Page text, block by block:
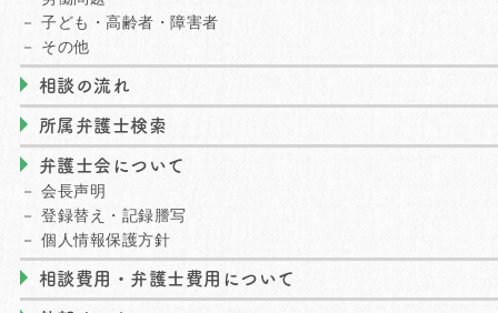
子ども・高齢者・障害者
その他
相談の流れ
所属弁護士検索
弁護士会について
会長声明
登録替え・記録謄写
個人情報保護方針
相談費用・弁護士費用について